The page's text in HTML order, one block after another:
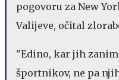
pogovoru za New
Valijeve, očital
"Edino, kar jih
športnikov, ne pa